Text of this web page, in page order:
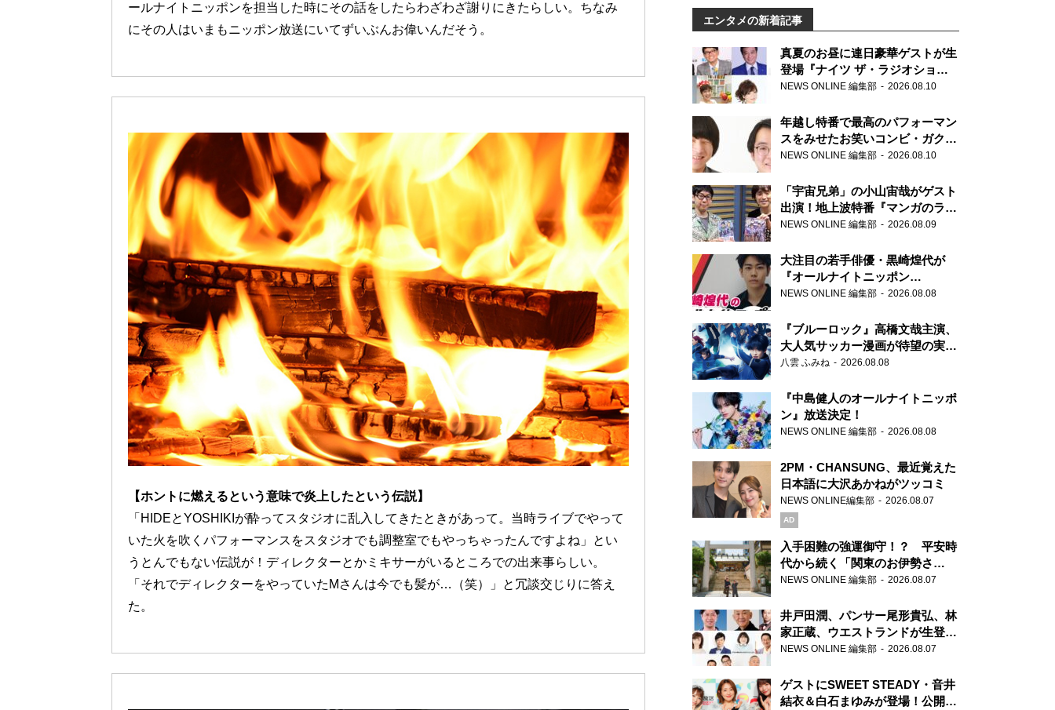
ールナイトニッポンを担当した時にその話をしたらわざわざ謝りにきたらしい。ちなみ
にその人はいまもニッポン放送にいてずいぶんお偉いんだそう。
【ホントに燃えるという意味で炎上したという伝説】
「HIDEとYOSHIKIが酔ってスタジオに乱入してきたときがあって。当時ライブでやって
いた火を吹くパフォーマンスをスタジオでも調整室でもやっちゃったんですよね」とい
うとんでもない伝説が！ディレクターとかミキサーがいるところでの出来事らしい。
「それでディレクターをやっていたMさんは今でも髪が…（笑）」と冗談交じりに答え
た。
エンタメの新着記事
真夏のお昼に連日豪華ゲストが生
登場『ナイツ ザ・ラジオショ
ー』
NEWS ONLINE 編集部 2026.08.10
年越し特番で最高のパフォーマン
スをみせたお笑いコンビ・ガクヅ
ケが満を持して『オールナイトニ
NEWS ONLINE 編集部 2026.08.10
「宇宙兄弟」の小山宙哉がゲスト
出演！地上波特番『マンガのラジ
オ 宇宙兄弟スペシャル 』
NEWS ONLINE 編集部 2026.08.09
大注目の若手俳優・黒崎煌代が
『オールナイトニッポン
0(ZERO)』に初登場「今からとて
NEWS ONLINE 編集部 2026.08.08
『ブルーロック』高橋文哉主演、
大人気サッカー漫画が待望の実写
映画に
八雲 ふみね 2026.08.08
『中島健人のオールナイトニッポ
ン』放送決定！
NEWS ONLINE 編集部 2026.08.08
2PM・CHANSUNG、最近覚えた
日本語に大沢あかねがツッコミ
NEWS ONLINE編集部 2026.08.07
AD
入手困難の強運御守！？ 平安時
代から続く「関東のお伊勢さ
ま」、芝大神宮にてランパンプス
NEWS ONLINE 編集部 2026.08.07
井戸田潤、パンサー尾形貴弘、林
家正蔵、ウエストランドが生登
場！『ラジオビバリー昼ズ』
NEWS ONLINE 編集部 2026.08.07
ゲストにSWEET STEADY・音井
結衣＆白石まゆみが登場！公開収